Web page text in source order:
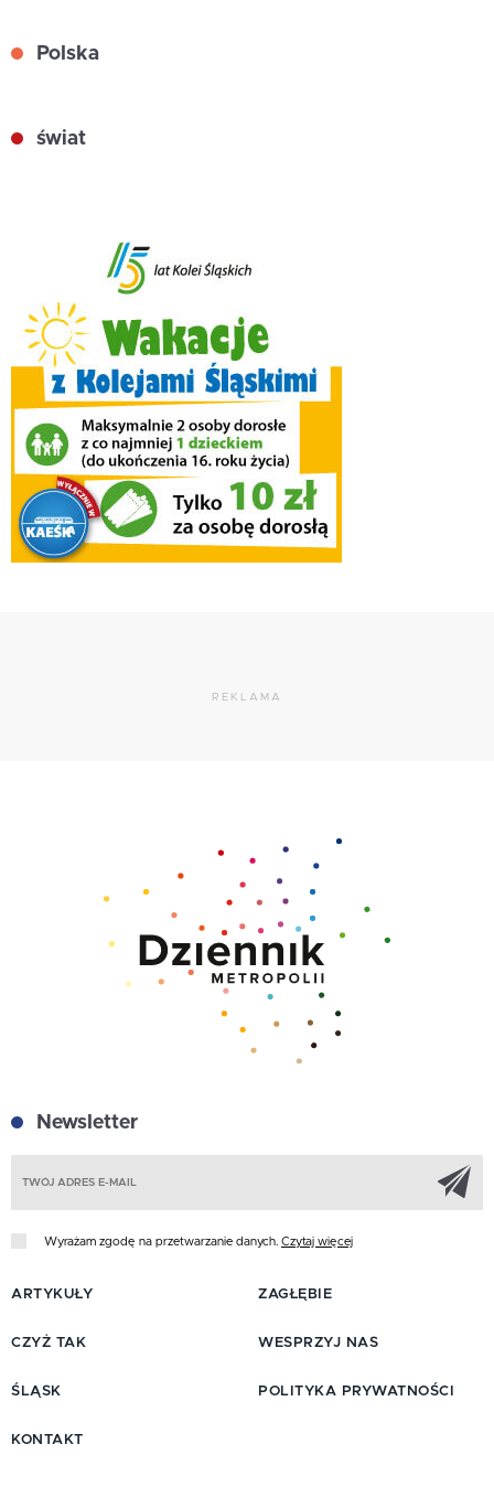
Polska
świat
REKLAMA
Newsletter
Wyrażam zgodę na przetwarzanie danych. Czytaj więcej
ARTYKUŁY
CZYŻ TAK
ŚLĄSK
ZAGŁĘBIE
WESPRZYJ NAS
POLITYKA PRYWATNOŚCI
KONTAKT